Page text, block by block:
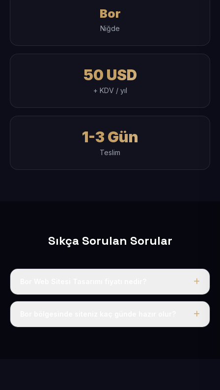
Bor
Niğde
50 USD
+ KDV / yıl
1-3 Gün
Teslim
Sıkça Sorulan Sorular
Tek fiyat uygulanır: yıllık 50 USD + KDV. Bu bedele alan